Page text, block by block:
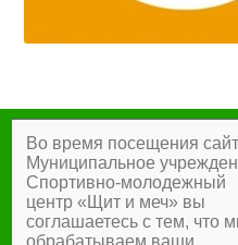
Главная
Документы
Во время посещения
Муниципальное
Спортивно-молодежный
центр «Щит и меч» вы
соглашаетесь с тем, что
обрабатываем ваши